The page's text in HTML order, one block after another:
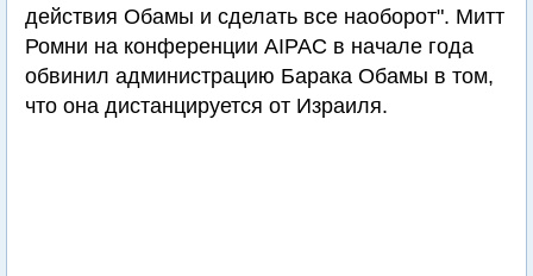
действия Обамы и сделать все наоборот". Митт
Ромни на конференции AIPAC в начале года
обвинил администрацию Барака Обамы в том,
что она дистанцируется от Израиля.